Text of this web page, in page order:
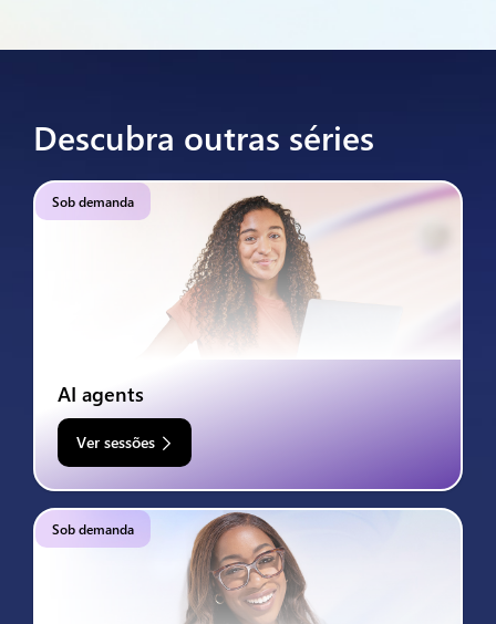
Descubra outras séries
Sob demanda
AI agents
Ver sessões
Sob demanda